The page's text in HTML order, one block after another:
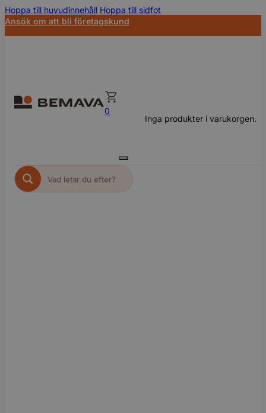
Hoppa till huvudinnehåll Hoppa till sidfot
Ansök om att bli företagskund
0
Inga produkter i varukorgen.